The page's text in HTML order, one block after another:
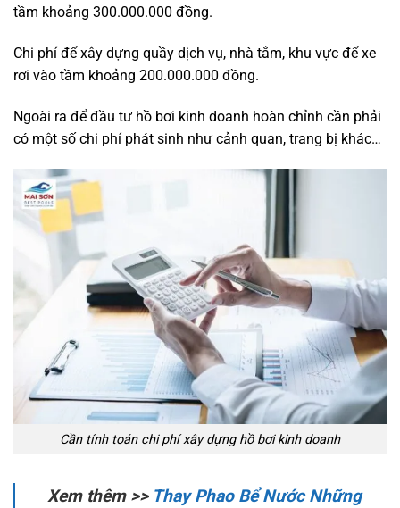
tầm khoảng 300.000.000 đồng.
Chi phí để xây dựng quầy dịch vụ, nhà tắm, khu vực để xe
rơi vào tầm khoảng 200.000.000 đồng.
Ngoài ra để đầu tư hồ bơi kinh doanh hoàn chỉnh cần phải
có một số chi phí phát sinh như cảnh quan, trang bị khác…
Cần tính toán chi phí xây dựng hồ bơi kinh doanh
Xem thêm >> Thay Phao Bể Nước Những